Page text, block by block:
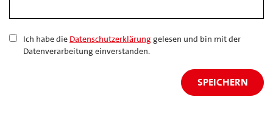
Ich habe die Datenschutzerklärung gelesen und bin mit der
Datenverarbeitung einverstanden.